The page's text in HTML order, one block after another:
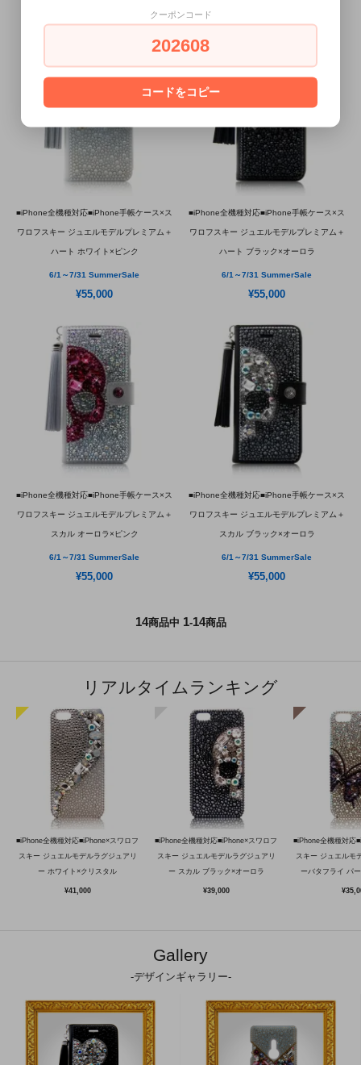
■iPhone全機種対応■iPhone手帳ケース×ス
ワロフスキー ジュエルモデルプレミアム＋
ハート ホワイト×ピンク
6/1～7/31 SummerSale
¥55,000
■iPhone全機種対応■iPhone手帳ケース×ス
ワロフスキー ジュエルモデルプレミアム＋
ハート ブラック×オーロラ
6/1～7/31 SummerSale
¥55,000
■iPhone全機種対応■iPhone手帳ケース×ス
ワロフスキー ジュエルモデルプレミアム＋
スカル オーロラ×ピンク
6/1～7/31 SummerSale
¥55,000
■iPhone全機種対応■iPhone手帳ケース×ス
ワロフスキー ジュエルモデルプレミアム＋
スカル ブラック×オーロラ
6/1～7/31 SummerSale
¥55,000
14商品中 1-14商品
リアルタイムランキング
■iPhone全機種対応■iPhone×スワロフ
スキー ジュエルモデルラグジュアリ
ー ホワイト×クリスタル
¥41,000
■iPhone全機種対応■iPhone×スワロフ
スキー ジュエルモデルラグジュアリ
ー スカル ブラック×オーロラ
¥39,000
■iPhone全機種対応
スキー ジュエルモ
ーバタフライ パ
Gallery
-デザインギャラリー-
クーポンコード
202608
コードをコピー